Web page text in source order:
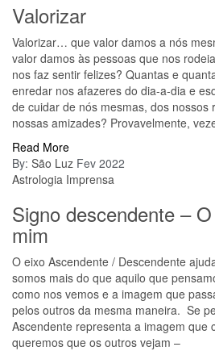
Valorizar
Valorizar… que valor damos a nós
valor damos às pessoas que nos
nos faz sentir felizes? Quantas e
enredar nos afazeres do dia-a-dia e
de cuidar de nós mesmas, dos nossos
nossas amizades? Provavelmente,
Read More
By: São Luz Fev 2022
Astrologia Imprensa
Signo descendente –
mim
O eixo Ascendente / Descendente
somos mais do que aquilo que
como nos vemos e a imagem que
pelos outros da mesma maneira. Se
Ascendente representa a imagem que
queremos que os outros vejam –